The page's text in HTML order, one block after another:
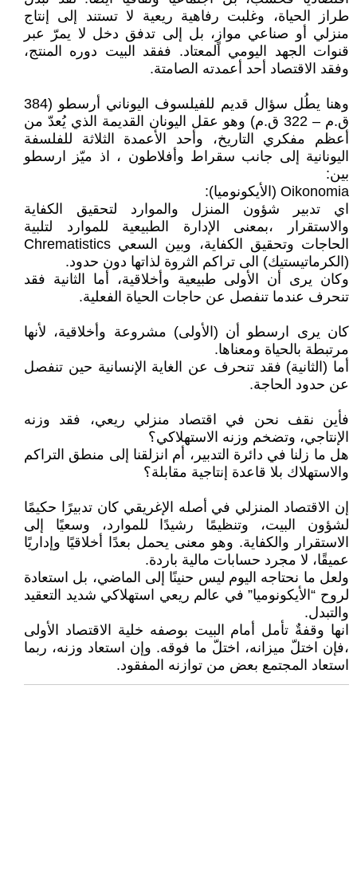
طراز الحياة، وغلبت رفاهية ريعية لا تستند إلى إنتاج
منزلي أو صناعي موازٍ، بل إلى تدفق دخل لا يمرّ عبر
قنوات الجهد اليومي المعتاد. ففقد البيت دوره المنتج،
وفقد الاقتصاد أحد أعمدته الصامتة.
وهنا يطُل سؤال قديم للفيلسوف اليوناني أرسطو (384
ق.م – 322 ق.م) وهو عقل اليونان القديمة الذي يُعدّ من
أعظم مفكري التاريخ، وأحد الأعمدة الثلاثة للفلسفة
اليونانية إلى جانب سقراط وأفلاطون ، اذ ميّز ارسطو
بين:
Oikonomia (الأيكونوميا):
اي تدبير شؤون المنزل والموارد لتحقيق الكفاية
والاستقرار ،بمعنى الإدارة الطبيعية للموارد لتلبية
الحاجات وتحقيق الكفاية، وبين السعي Chrematistics
(الكرماتيستيك) الى تراكم الثروة لذاتها دون حدود.
وكان يرى أن الأولى طبيعية وأخلاقية، أما الثانية فقد
تنحرف عندما تنفصل عن حاجات الحياة الفعلية.
كان يرى ارسطو أن (الأولى) مشروعة وأخلاقية، لأنها
مرتبطة بالحياة ومعناها.
أما (الثانية) فقد تنحرف عن الغاية الإنسانية حين تنفصل
عن حدود الحاجة.
فأين نقف نحن في اقتصاد منزلي ريعي، فقد وزنه
الإنتاجي، وتضخم وزنه الاستهلاكي؟
هل ما زلنا في دائرة التدبير، أم انزلقنا إلى منطق التراكم
والاستهلاك بلا قاعدة إنتاجية مقابلة؟
إن الاقتصاد المنزلي في أصله الإغريقي كان تدبيرًا حكيمًا
لشؤون البيت، وتنظيمًا رشيدًا للموارد، وسعيًا إلى
الاستقرار والكفاية. وهو معنى يحمل بعدًا أخلاقيًا وإداريًا
عميقًا، لا مجرد حسابات مالية باردة.
ولعل ما نحتاجه اليوم ليس حنينًا إلى الماضي، بل استعادة
لروح “الأيكونوميا” في عالم ريعي استهلاكي شديد التعقيد
والتبدل.
انها وقفةٌ تأمل أمام البيت بوصفه خلية الاقتصاد الأولى
،فإن اختلّ ميزانه، اختلّ ما فوقه. وإن استعاد وزنه، ربما
استعاد المجتمع بعض من توازنه المفقود.